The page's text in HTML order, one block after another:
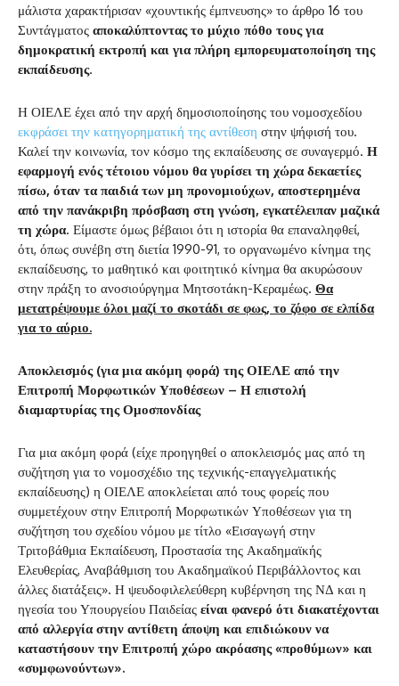
μάλιστα χαρακτήρισαν «χουντικής έμπνευσης» το άρθρο 16 του
Συντάγματος αποκαλύπτοντας το μύχιο πόθο τους για
δημοκρατική εκτροπή και για πλήρη εμπορευματοποίηση της
εκπαίδευσης.
Η ΟΙΕΛΕ έχει από την αρχή δημοσιοποίησης του νομοσχεδίου
εκφράσει την κατηγορηματική της αντίθεση στην ψήφισή του.
Καλεί την κοινωνία, τον κόσμο της εκπαίδευσης σε συναγερμό. Η
εφαρμογή ενός τέτοιου νόμου θα γυρίσει τη χώρα δεκαετίες
πίσω, όταν τα παιδιά των μη προνομιούχων, αποστερημένα
από την πανάκριβη πρόσβαση στη γνώση, εγκατέλειπαν μαζικά
τη χώρα. Είμαστε όμως βέβαιοι ότι η ιστορία θα επαναληφθεί,
ότι, όπως συνέβη στη διετία 1990-91, το οργανωμένο κίνημα της
εκπαίδευσης, το μαθητικό και φοιτητικό κίνημα θα ακυρώσουν
στην πράξη το ανοσιούργημα Μητσοτάκη-Κεραμέως. Θα
μετατρέψουμε όλοι μαζί το σκοτάδι σε φως, το ζόφο σε ελπίδα
για το αύριο.
Αποκλεισμός (για μια ακόμη φορά) της ΟΙΕΛΕ από την
Επιτροπή Μορφωτικών Υποθέσεων – Η επιστολή
διαμαρτυρίας της Ομοσπονδίας
Για μια ακόμη φορά (είχε προηγηθεί ο αποκλεισμός μας από τη
συζήτηση για το νομοσχέδιο της τεχνικής-επαγγελματικής
εκπαίδευσης) η ΟΙΕΛΕ αποκλείεται από τους φορείς που
συμμετέχουν στην Επιτροπή Μορφωτικών Υποθέσεων για τη
συζήτηση του σχεδίου νόμου με τίτλο «Εισαγωγή στην
Τριτοβάθμια Εκπαίδευση, Προστασία της Ακαδημαϊκής
Ελευθερίας, Αναβάθμιση του Ακαδημαϊκού Περιβάλλοντος και
άλλες διατάξεις». Η ψευδοφιλελεύθερη κυβέρνηση της ΝΔ και η
ηγεσία του Υπουργείου Παιδείας είναι φανερό ότι διακατέχονται
από αλλεργία στην αντίθετη άποψη και επιδιώκουν να
καταστήσουν την Επιτροπή χώρο ακρόασης «προθύμων» και
«συμφωνούντων».